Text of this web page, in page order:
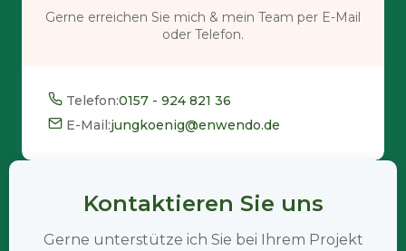
Gerne erreichen Sie mich & mein Team per E-Mail
oder Telefon.
Telefon:0157 - 924 821 36
E-Mail:jungkoenig@enwendo.de
Kontaktieren Sie uns
Gerne unterstütze ich Sie bei Ihrem Projekt